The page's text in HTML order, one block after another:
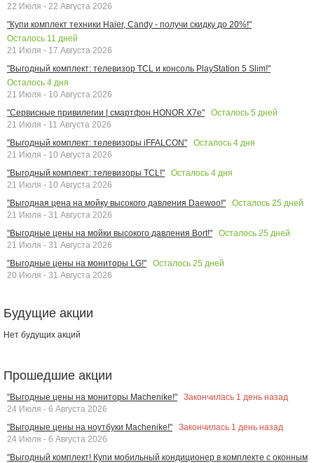
22 Июля - 22 Августа 2026
"Купи комплект техники Haier, Candy - получи скидку до 20%!"
Осталось 11 дней
21 Июля - 17 Августа 2026
"Выгодный комплект: телевизор TCL и консоль PlayStation 5 Slim!"
Осталось 4 дня
21 Июля - 10 Августа 2026
"Сервисные привилегии | смартфон HONOR X7e"
Осталось 5 дней
21 Июля - 11 Августа 2026
"Выгодный комплект: телевизоры iFFALCON"
Осталось 4 дня
21 Июля - 10 Августа 2026
"Выгодный комплект: телевизоры TCL!"
Осталось 4 дня
21 Июля - 10 Августа 2026
"Выгодная цена на мойку высокого давления Daewoo!"
Осталось 25 дней
21 Июля - 31 Августа 2026
"Выгодные цены на мойки высокого давления Bort!"
Осталось 25 дней
21 Июля - 31 Августа 2026
"Выгодные цены на мониторы LG!"
Осталось 25 дней
20 Июля - 31 Августа 2026
Будущие акции
Нет будущих акций
Прошедшие акции
"Выгодные цены на мониторы Machenike!" Закончилась 1 день назад
24 Июля - 6 Августа 2026
"Выгодные цены на ноутбуки Machenike!"
Закончилась 1 день назад
24 Июля - 6 Августа 2026
"Выгодный комплект! Купи мобильный кондиционер в комплекте с оконным